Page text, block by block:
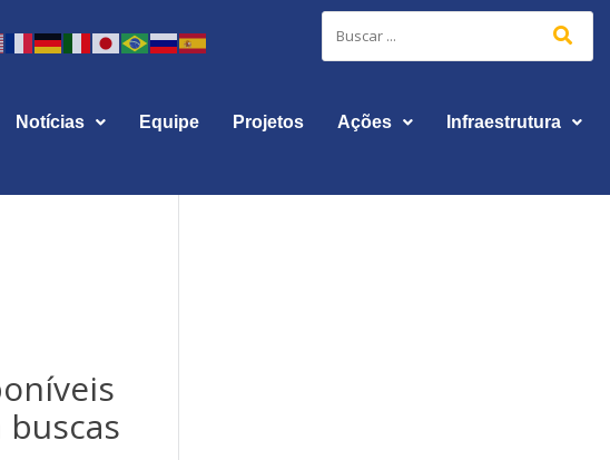
Notícias Equipe Projetos Ações Infraestrutura